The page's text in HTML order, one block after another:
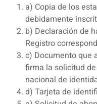
a) Copia de los
debidamente
b) Declaración de
Registro
c) Documento que
firma la solicitud
nacional de
d) Tarjeta de